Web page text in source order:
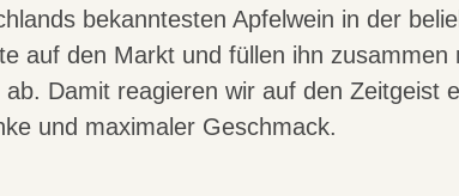
bekanntesten Apfelwein in der
auf den Markt und füllen ihn
ab. Damit reagieren wir auf den Zeitgeist
und maximaler Geschmack.